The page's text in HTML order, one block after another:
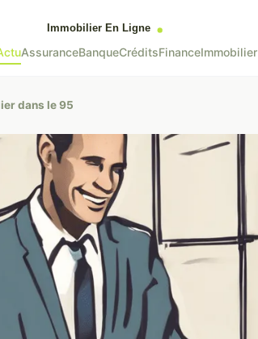
AssuranceBanqueCréditsFinanceImmobilier
dans le 95